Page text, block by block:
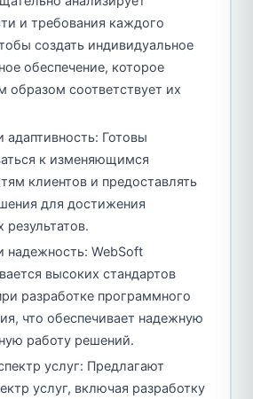
и требования каждого
создать индивидуальное
обеспечение, которое
образом соответствует их
адаптивность: Готовы
к изменяющимся
клиентов и предоставлять
для достижения
результатов.
надежность: WebSoft
высоких стандартов
разработке программного
что обеспечивает надежную
работу решений.
услуг: Предлагают
услуг, включая разработку